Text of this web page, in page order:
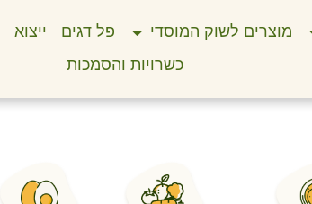
מוצרים לשוק המוסדי פל דגים ייצוא
כשרויות והסמכות